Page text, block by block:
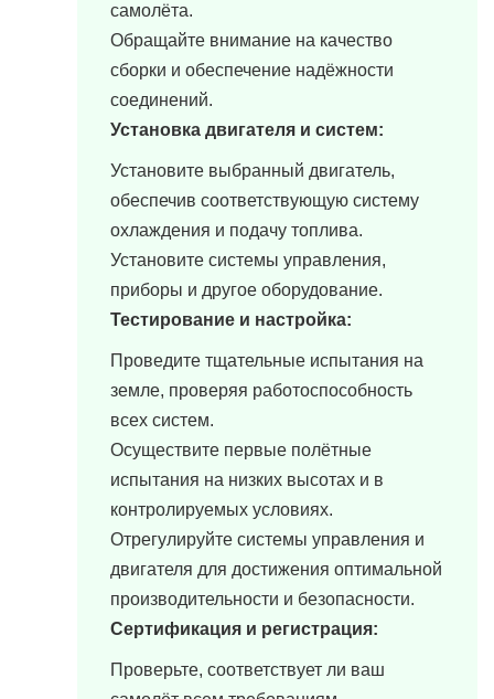
самолёта.
Обращайте внимание на качество
сборки и обеспечение надёжности
соединений.
Установка двигателя и систем:
Установите выбранный двигатель,
обеспечив соответствующую систему
охлаждения и подачу топлива.
Установите системы управления,
приборы и другое оборудование.
Тестирование и настройка:
Проведите тщательные испытания на
земле, проверяя работоспособность
всех систем.
Осуществите первые полётные
испытания на низких высотах и в
контролируемых условиях.
Отрегулируйте системы управления и
двигателя для достижения оптимальной
производительности и безопасности.
Сертификация и регистрация:
Проверьте, соответствует ли ваш